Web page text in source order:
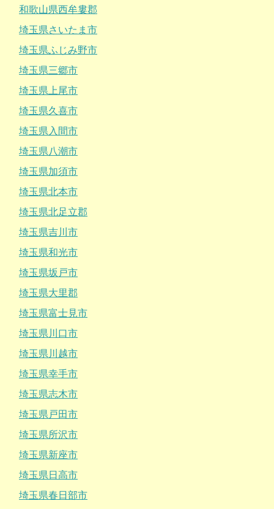
和歌山県西牟婁郡
埼玉県さいたま市
埼玉県ふじみ野市
埼玉県三郷市
埼玉県上尾市
埼玉県久喜市
埼玉県入間市
埼玉県八潮市
埼玉県加須市
埼玉県北本市
埼玉県北足立郡
埼玉県吉川市
埼玉県和光市
埼玉県坂戸市
埼玉県大里郡
埼玉県富士見市
埼玉県川口市
埼玉県川越市
埼玉県幸手市
埼玉県志木市
埼玉県戸田市
埼玉県所沢市
埼玉県新座市
埼玉県日高市
埼玉県春日部市